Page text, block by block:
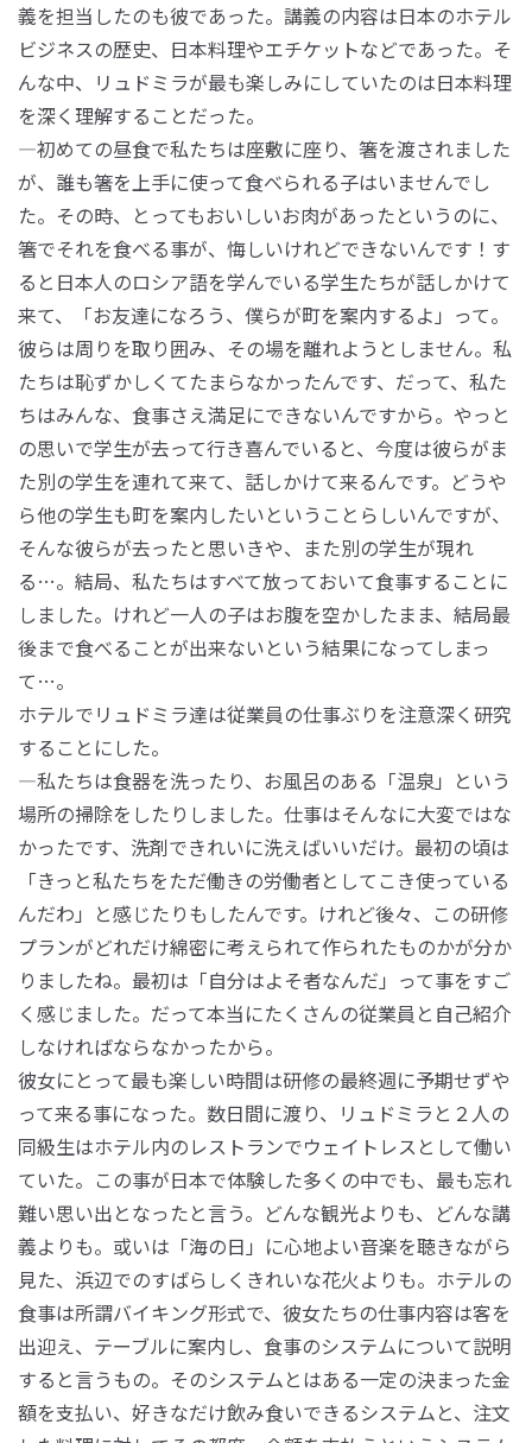
義を担当したのも彼であった。講義の内容は日本のホテル
ビジネスの歴史、日本料理やエチケットなどであった。そ
んな中、リュドミラが最も楽しみにしていたのは日本料理
を深く理解することだった。
―初めての昼食で私たちは座敷に座り、箸を渡されました
が、誰も箸を上手に使って食べられる子はいませんでし
た。その時、とってもおいしいお肉があったというのに、
箸でそれを食べる事が、悔しいけれどできないんです！す
ると日本人のロシア語を学んでいる学生たちが話しかけて
来て、「お友達になろう、僕らが町を案内するよ」って。
彼らは周りを取り囲み、その場を離れようとしません。私
たちは恥ずかしくてたまらなかったんです、だって、私た
ちはみんな、食事さえ満足にできないんですから。やっと
の思いで学生が去って行き喜んでいると、今度は彼らがま
た別の学生を連れて来て、話しかけて来るんです。どうや
ら他の学生も町を案内したいということらしいんですが、
そんな彼らが去ったと思いきや、また別の学生が現れ
る…。結局、私たちはすべて放っておいて食事することに
しました。けれど一人の子はお腹を空かしたまま、結局最
後まで食べることが出来ないという結果になってしまっ
て…。
ホテルでリュドミラ達は従業員の仕事ぶりを注意深く研究
することにした。
―私たちは食器を洗ったり、お風呂のある「温泉」という
場所の掃除をしたりしました。仕事はそんなに大変ではな
かったです、洗剤できれいに洗えばいいだけ。最初の頃は
「きっと私たちをただ働きの労働者としてこき使っている
んだわ」と感じたりもしたんです。けれど後々、この研修
プランがどれだけ綿密に考えられて作られたものかが分か
りましたね。最初は「自分はよそ者なんだ」って事をすご
く感じました。だって本当にたくさんの従業員と自己紹介
しなければならなかったから。
彼女にとって最も楽しい時間は研修の最終週に予期せずや
って来る事になった。数日間に渡り、リュドミラと２人の
同級生はホテル内のレストランでウェイトレスとして働い
ていた。この事が日本で体験した多くの中でも、最も忘れ
難い思い出となったと言う。どんな観光よりも、どんな講
義よりも。或いは「海の日」に心地よい音楽を聴きながら
見た、浜辺でのすばらしくきれいな花火よりも。ホテルの
食事は所謂バイキング形式で、彼女たちの仕事内容は客を
出迎え、テーブルに案内し、食事のシステムについて説明
すると言うもの。そのシステムとはある一定の決まった金
額を支払い、好きなだけ飲み食いできるシステムと、注文